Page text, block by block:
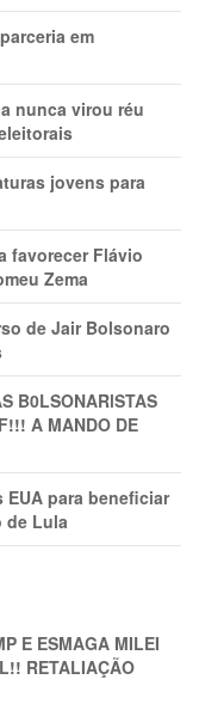
em
nunca virou réu
jovens para
favorecer Flávio
Zema
de Jair Bolsonaro
B0LSONARlSTAS
A MANDO DE
para beneficiar
de Lula
E ESMAGA MILEI
RETALIAÇÃO